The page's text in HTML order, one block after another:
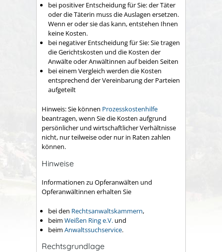
bei positiver Entscheidung für Sie: der Täter
oder die Täterin muss die Auslagen ersetzen.
Wenn er oder sie das kann, entstehen Ihnen
keine Kosten.
bei negativer Entscheidung für Sie: Sie tragen
die Gerichtskosten und die Kosten der
Anwälte oder Anwältinnen auf beiden Seiten
bei einem Vergleich werden die Kosten
entsprechend der Vereinbarung der Parteien
aufgeteilt
Hinweis: Sie können Prozesskostenhilfe
beantragen, wenn Sie die Kosten aufgrund
persönlicher und wirtschaftlicher Verhältnisse
nicht, nur teilweise oder nur in Raten zahlen
können.
Hinweise
Informationen zu Opferanwälten und
Opferanwältinnen erhalten Sie
bei den Rechtsanwaltskammern,
beim Weißen Ring e.V. und
beim Anwaltssuchservice.
Rechtsgrundlage